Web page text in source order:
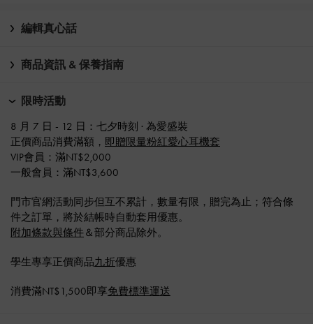
編輯真心話
商品資訊 & 保養指南
限時活動
8 月 7 日 - 12 日：七夕時刻 · 為愛盛裝​
正價商品消費滿額， 即贈限量粉紅愛心耳機套
VIP會員：滿NT$2,000
一般會員：滿NT$3,600
門市官網活動同步但互不累計，數量有限，贈完為止；符合條
件之訂單，將於結帳時自動套用優惠。
附加條款與條件 ＆部分商品除外。
學生專享正價商品九折優惠
消費滿NT$1,500即享免費標準運送